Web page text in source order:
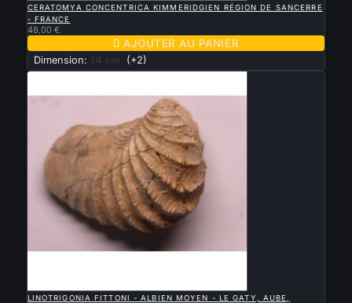
CERATOMYA CONCENTRICA KIMMERIDGIEN RÉGION DE SANCERRE
- FRANCE
48,00 €
 AJOUTER AU PANIER
Dimension: 14 cm (+2)
LINOTRIGONIA FITTONI - ALBIEN MOYEN - LE GATY, AUBE,